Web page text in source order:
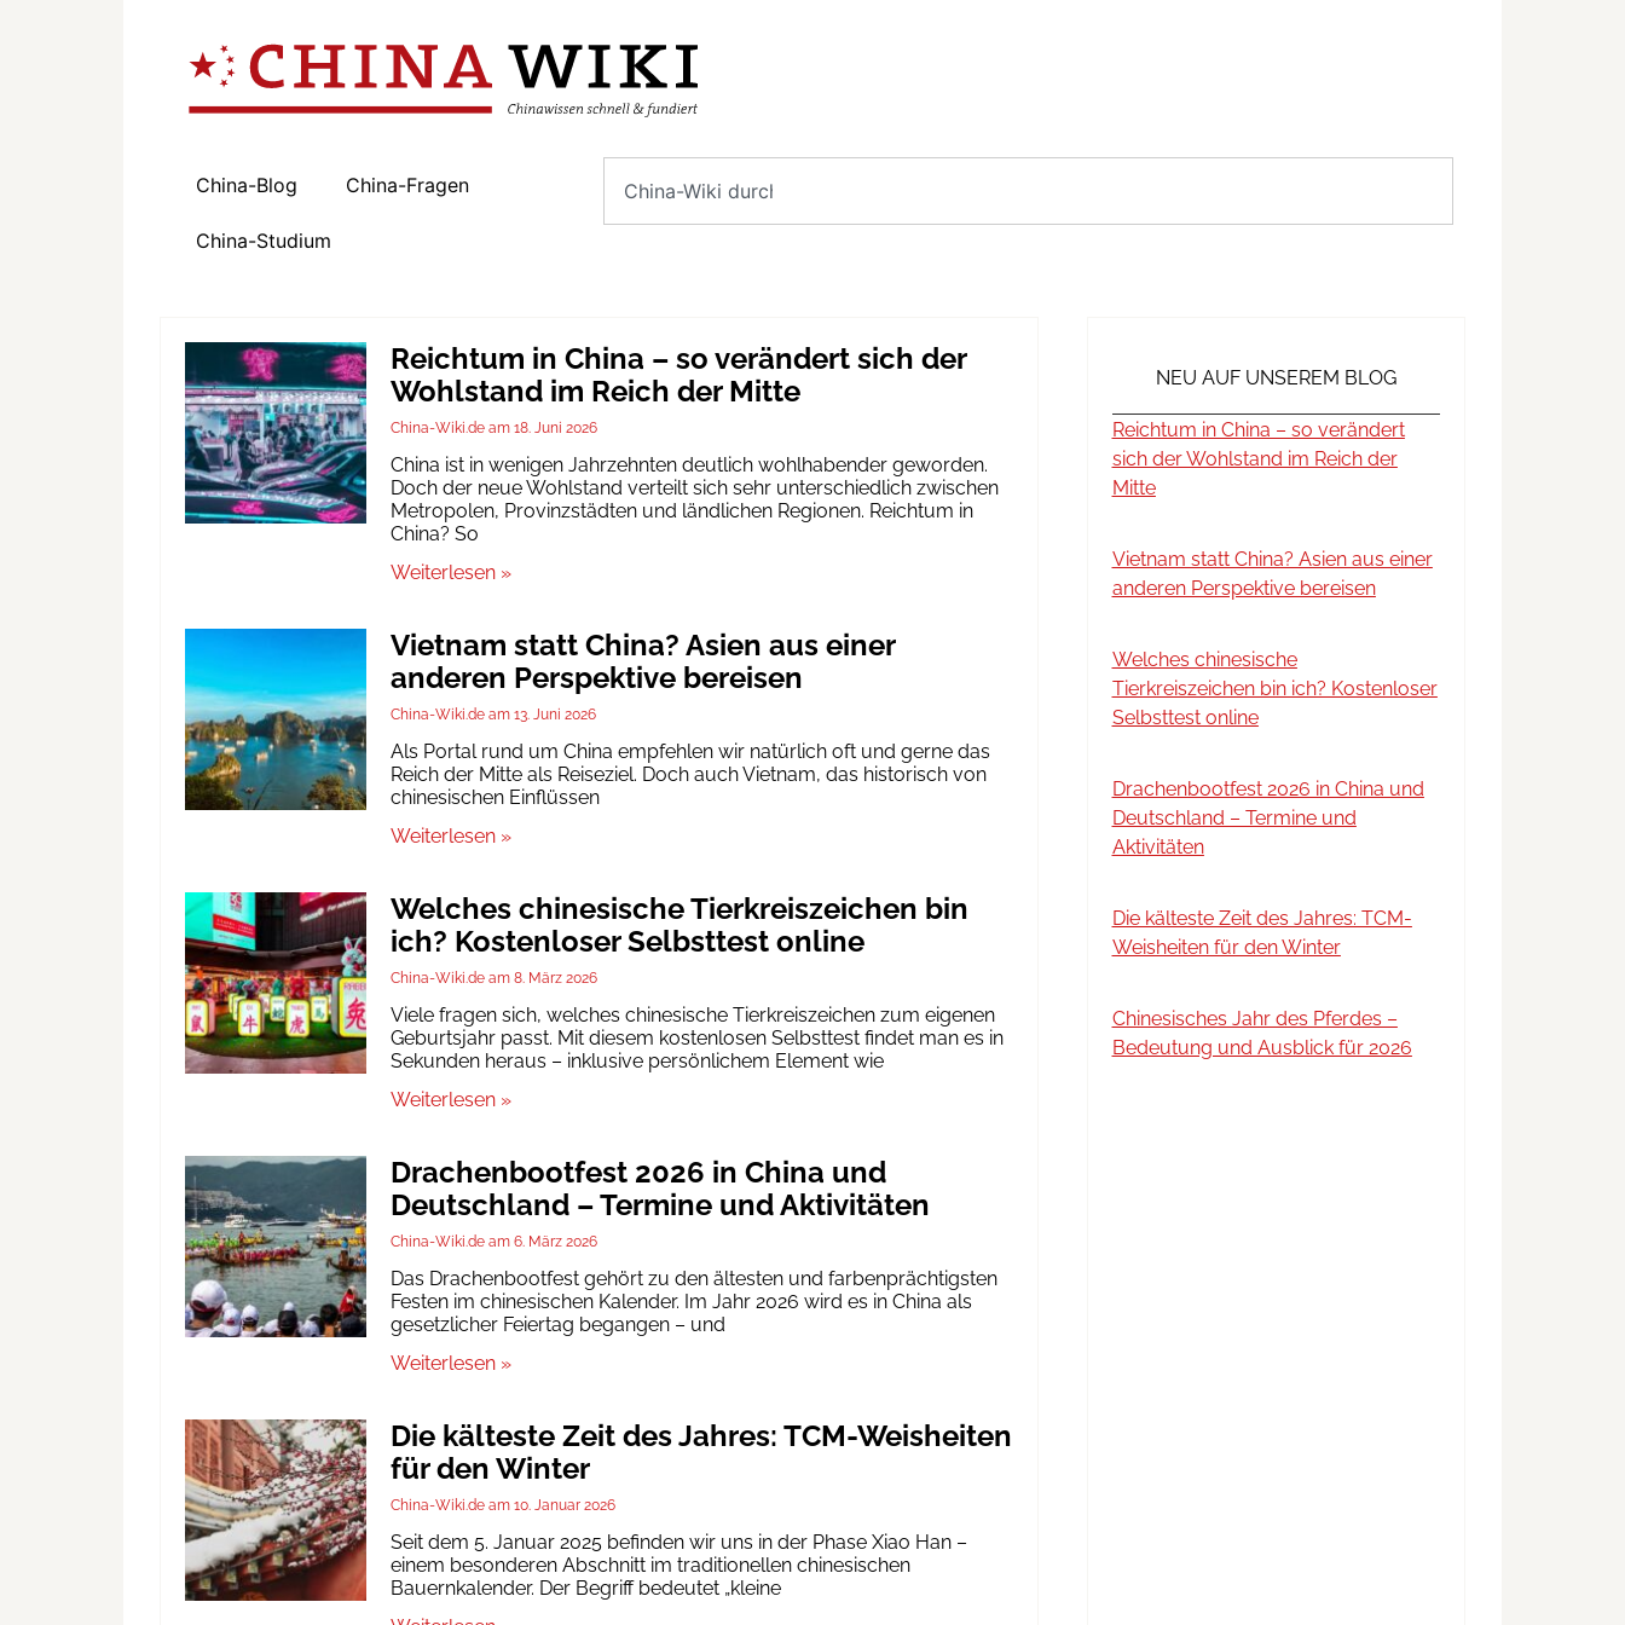
China-Blog China-Fragen
China-Studium
Reichtum in China – so verändert sich der
Wohlstand im Reich der Mitte
China-Wiki.de 18. Juni 2026
China ist in wenigen Jahrzehnten deutlich wohlhabender geworden.
Doch der neue Wohlstand verteilt sich sehr unterschiedlich zwischen
Metropolen, Provinzstädten und ländlichen Regionen. Reichtum in
China? So
Weiterlesen »
Vietnam statt China? Asien aus einer
anderen Perspektive bereisen
China-Wiki.de 13. Juni 2026
Als Portal rund um China empfehlen wir natürlich oft und gerne das
Reich der Mitte als Reiseziel. Doch auch Vietnam, das historisch von
chinesischen Einflüssen
Weiterlesen »
Welches chinesische Tierkreiszeichen bin
ich? Kostenloser Selbsttest online
China-Wiki.de 8. März 2026
Viele fragen sich, welches chinesische Tierkreiszeichen zum eigenen
Geburtsjahr passt. Mit diesem kostenlosen Selbsttest findet man es in
Sekunden heraus – inklusive persönlichem Element wie
Weiterlesen »
Drachenbootfest 2026 in China und
Deutschland – Termine und Aktivitäten
China-Wiki.de 6. März 2026
Das Drachenbootfest gehört zu den ältesten und farbenprächtigsten
Festen im chinesischen Kalender. Im Jahr 2026 wird es in China als
gesetzlicher Feiertag begangen – und
Weiterlesen »
Die kälteste Zeit des Jahres: TCM-Weisheiten
für den Winter
China-Wiki.de 10. Januar 2026
Seit dem 5. Januar 2025 befinden wir uns in der Phase Xiao Han –
einem besonderen Abschnitt im traditionellen chinesischen
Bauernkalender. Der Begriff bedeutet „kleine
NEU AUF UNSEREM BLOG
Reichtum in China – so verändert
sich der Wohlstand im Reich der
Mitte
Vietnam statt China? Asien aus einer
anderen Perspektive bereisen
Welches chinesische
Tierkreiszeichen bin ich? Kostenloser
Selbsttest online
Drachenbootfest 2026 in China und
Deutschland – Termine und
Aktivitäten
Die kälteste Zeit des Jahres: TCM-
Weisheiten für den Winter
Chinesisches Jahr des Pferdes –
Bedeutung und Ausblick für 2026